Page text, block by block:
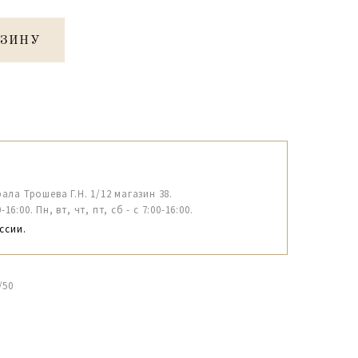
Трошева Г.Н. 1/12 магазин 38.
Пн, вт, чт, пт, сб - с 7:00-16:00.